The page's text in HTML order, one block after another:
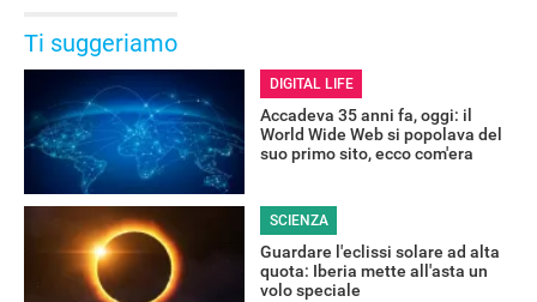
Ti suggeriamo
DIGITAL LIFE
Accadeva 35 anni fa, oggi: il
World Wide Web si popolava del
suo primo sito, ecco com'era
SCIENZA
Guardare l'eclissi solare ad alta
quota: Iberia mette all'asta un
volo speciale